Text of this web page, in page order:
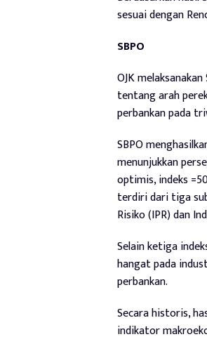
sesuai dengan
SBPO
OJK
tentang arah
perbankan pada
SBPO
menunjukkan
optimis, indeks
terdiri dari tiga
Risiko (IPR) dan
Selain ketiga
hangat pada
perbankan.
Secara historis,
indikator